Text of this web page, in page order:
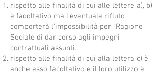
rispetto alle finalità di cui alle lettere a), b)
è facoltativo ma l'eventuale rifiuto
comporterà l'impossibilità per "Ragione
Sociale di dar corso agli impegni
contrattuali assunti.
rispetto alle finalità di cui alla lettera c) è
anche esso facoltativo e il loro utilizzo è